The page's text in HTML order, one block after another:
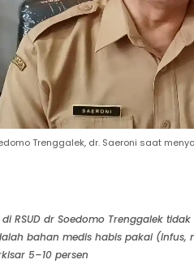
Trenggalek, dr. Saeroni saat
di RSUD dr Soedomo Trenggalek
bahan medis habis pakai (infus,
5–10 persen